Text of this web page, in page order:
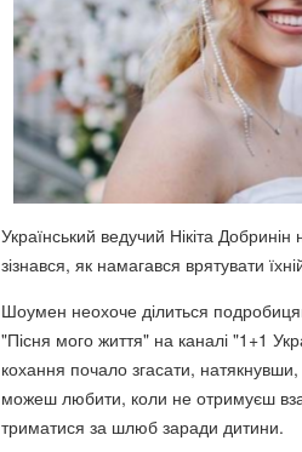
Український ведучий Нікіта
зізнався, як намагався врятувати
Шоумен неохоче ділиться
"Пісня мого життя" на каналі "1+1
кохання почало згасати,
можеш любити, коли не отримуєш
триматися за шлюб заради дитини.